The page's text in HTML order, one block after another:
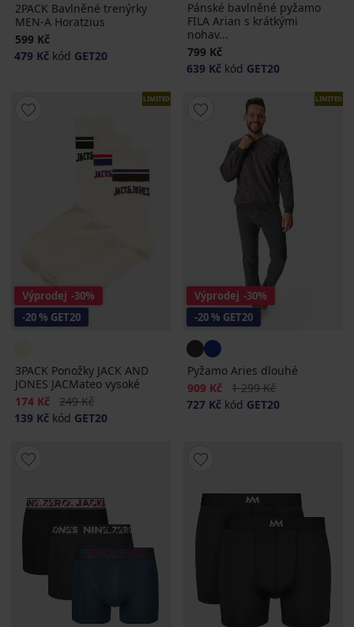
2PACK Bavlněné trenýrky
MEN-A Horatzius
599 Kč
479 Kč kód GET20
Pánské bavlněné pyžamo
FILA Arian s krátkými
nohav...
799 Kč
639 Kč kód GET20
LIMITED
Výprodej -30%
-20 % GET20
3PACK Ponožky JACK AND
JONES JACMateo vysoké
Sleva
174 Kč Původní cena
249 Kč
139 Kč kód GET20
LIMITED
Výprodej -30%
-20 % GET20
Pyžamo Aries dlouhé
Sleva
909 Kč Původní cena
1 299 Kč
727 Kč kód GET20